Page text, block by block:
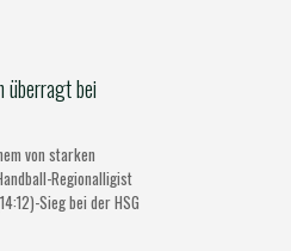
überragt bei
von starken
Regionalligist
Sieg bei der HSG